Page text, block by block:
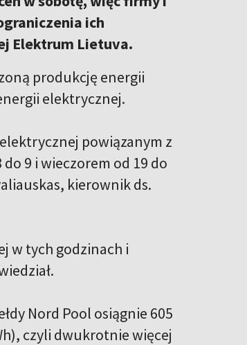
ich
Elektrum Lietuva.
produkcję energii
elektrycznej.
powiązanym z
9 i wieczorem od 19 do
kierownik ds.
w tych godzinach i
Nord Pool osiągnie 605
czyli dwukrotnie więcej